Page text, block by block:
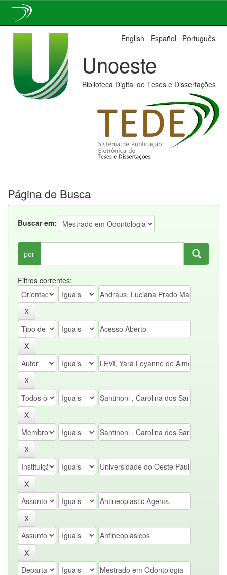
English Español Português
Unoeste
Biblioteca Digital de Teses e Dissertações
Página de Busca
Buscar em:
por
Filtros correntes: